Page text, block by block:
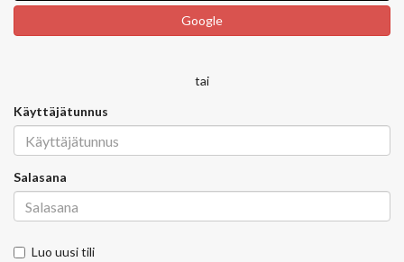
Google
tai
Käyttäjätunnus
Salasana
Luo uusi tili